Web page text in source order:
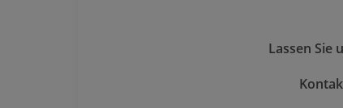
Lassen Sie